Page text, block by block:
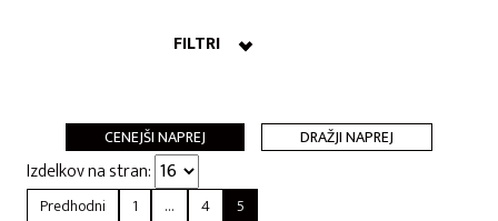
FILTRI
CENEJŠI NAPREJ DRAŽJI NAPREJ
Izdelkov na stran:
Predhodni 1 … 4 5